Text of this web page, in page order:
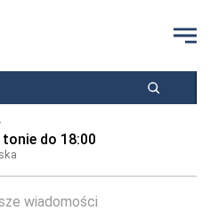
do 18:00
wiadomości